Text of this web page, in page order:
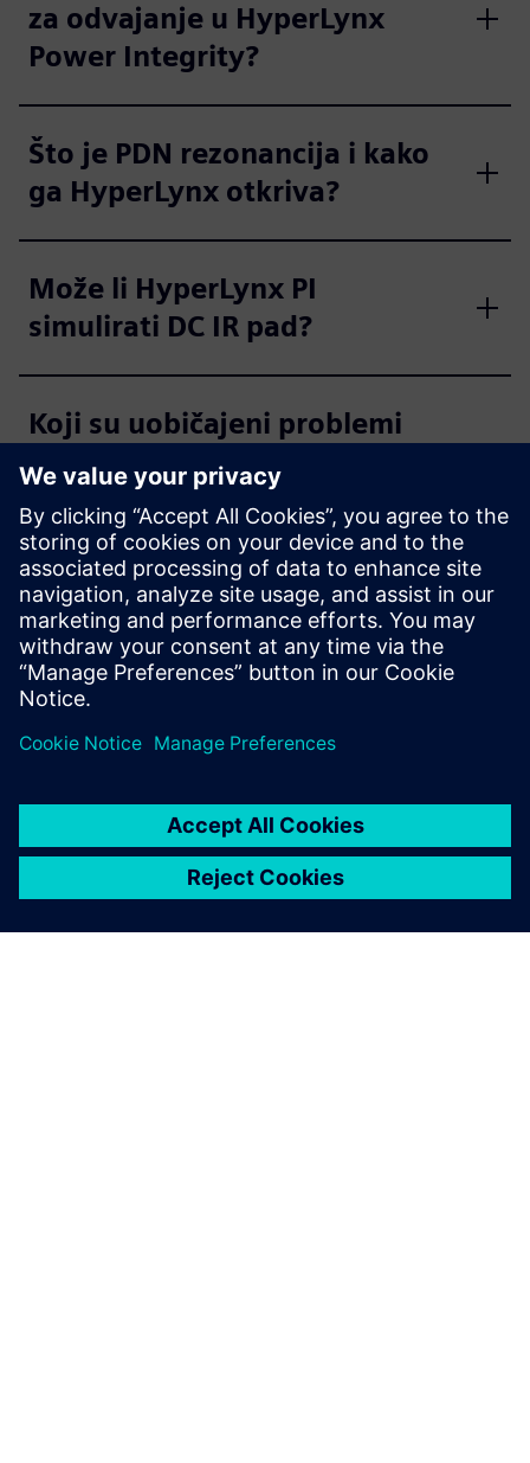
za odvajanje u HyperLynx
Power Integrity?
Što je PDN rezonancija i kako
ga HyperLynx otkriva?
Može li HyperLynx PI
simulirati DC IR pad?
Koji su uobičajeni problemi
integriteta napajanja koje
rješava HyperLynx?
Koja je razlika između DC i AC
analize u HyperLynx PI?